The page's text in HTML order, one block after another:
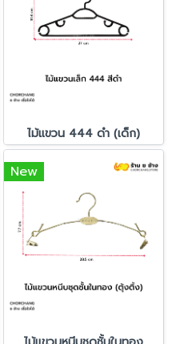
ไม้แขวน 444 ดำ (เด็ก)
New